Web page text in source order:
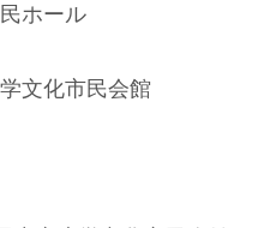
ホール
文化市民会館